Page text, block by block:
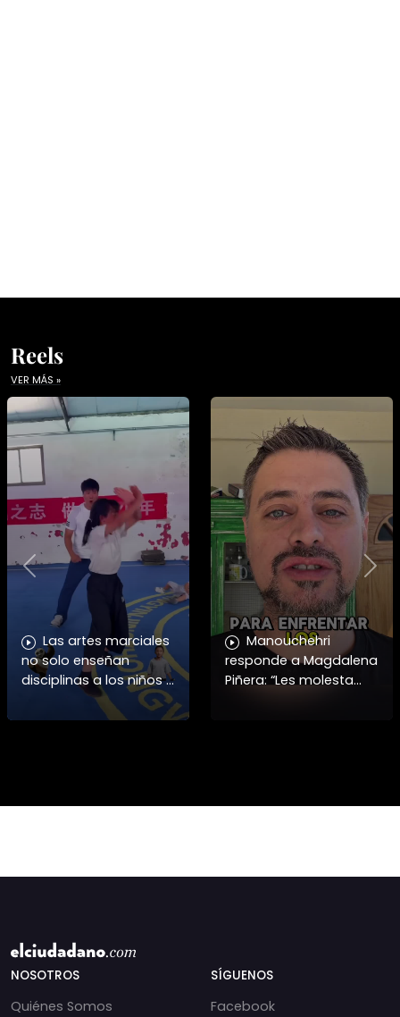
Reels
VER MÁS »
Las artes marciales
no solo enseñan
disciplinas a los niños y
niñas si no también ser
honorables #deporte
Manouchehri
responde a Magdalena
Piñera: “Les molesta
Previous
NOSOTROS
Quiénes Somos
SÍGUENOS
Facebook